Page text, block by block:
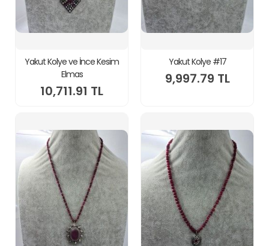
Yakut Kolye ve İnce Kesim
Elmas
10,711.91 TL
Yakut Kolye #17
9,997.79 TL